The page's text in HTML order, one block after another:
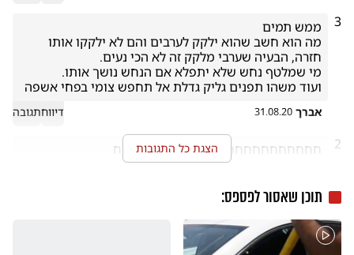
3
ועוד משהו תפנים גליק גדלת אל תחפש צומי בפחי אשפה
אברך 31.08.20 דיווחתגובה
2 חחחחחחחחחחחחחחחחחחחחחחחח
הצגת כל התגובות
תוכן שאסור לפספס: